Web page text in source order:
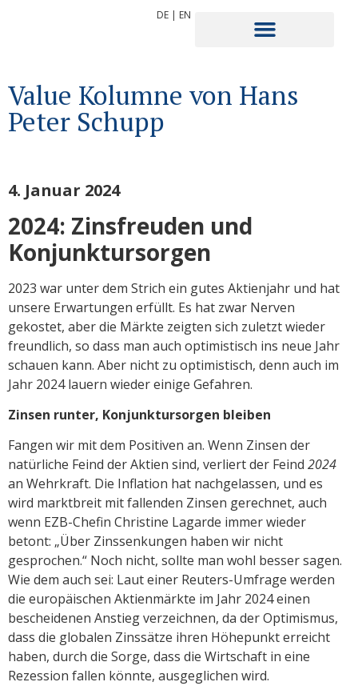
DE | EN
Value Kolumne von Hans
Peter Schupp
4. Januar 2024
2024: Zinsfreuden und
Konjunktursorgen
2023 war unter dem Strich ein gutes Aktienjahr und hat
unsere Erwartungen erfüllt. Es hat zwar Nerven
gekostet, aber die Märkte zeigten sich zuletzt wieder
freundlich, so dass man auch optimistisch ins neue Jahr
schauen kann. Aber nicht zu optimistisch, denn auch im
Jahr 2024 lauern wieder einige Gefahren.
Zinsen runter, Konjunktursorgen bleiben
Fangen wir mit dem Positiven an. Wenn Zinsen der
natürliche Feind der Aktien sind, verliert der Feind 2024
an Wehrkraft. Die Inflation hat nachgelassen, und es
wird marktbreit mit fallenden Zinsen gerechnet, auch
wenn EZB-Chefin Christine Lagarde immer wieder
betont: „Über Zinssenkungen haben wir nicht
gesprochen.“ Noch nicht, sollte man wohl besser sagen.
Wie dem auch sei: Laut einer Reuters-Umfrage werden
die europäischen Aktienmärkte im Jahr 2024 einen
bescheidenen Anstieg verzeichnen, da der Optimismus,
dass die globalen Zinssätze ihren Höhepunkt erreicht
haben, durch die Sorge, dass die Wirtschaft in eine
Rezession fallen könnte, ausgeglichen wird.